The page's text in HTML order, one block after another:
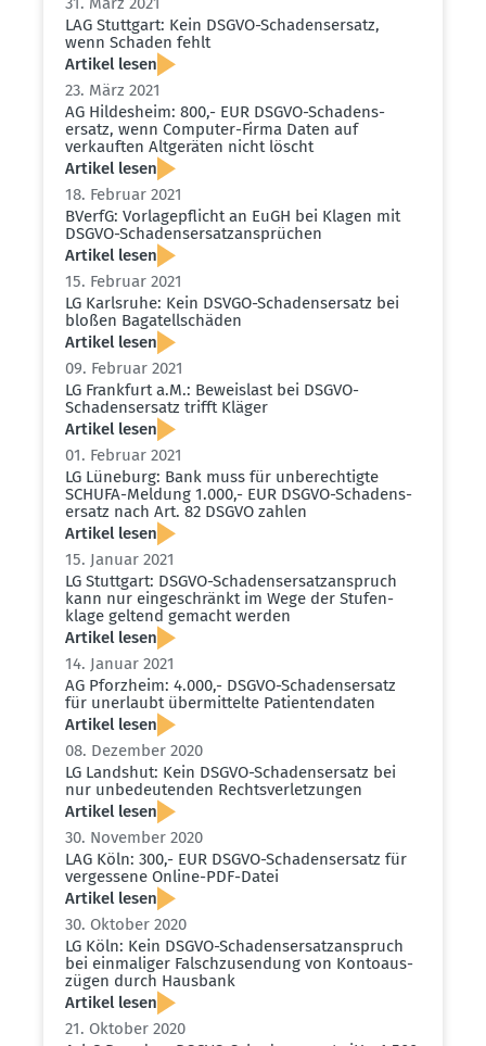
LAG Stuttgart: Kein DSGVO-Schadens­ersatz,
wenn Schaden fehlt
Artikel lesen
23. März 2021
AG Hildesheim: 800,- EUR DSGVO-Schadens­
ersatz, wenn Computer-Firma Daten auf
verkauften Altge­räten nicht löscht
Artikel lesen
18. Februar 2021
BVerfG: Vorla­ge­pflicht an EuGH bei Klagen mit
DSGVO-Schadens­er­satz­an­sprüchen
Artikel lesen
15. Februar 2021
LG Karlsruhe: Kein DSVGO-Schadens­ersatz bei
bloßen Bagatell­schäden
Artikel lesen
09. Februar 2021
LG Frankfurt a.M.: Beweislast bei DSGVO-
Schadens­ersatz trifft Kläger
Artikel lesen
01. Februar 2021
LG Lüneburg: Bank muss für unberech­tigte
SCHUFA-Meldung 1.000,- EUR DSGVO-Schadens­
ersatz nach Art. 82 DSGVO zahlen
Artikel lesen
15. Januar 2021
LG Stuttgart: DSGVO-Schadens­er­satz­an­spruch
kann nur einge­schränkt im Wege der Stufen­
klage geltend gemacht werden
Artikel lesen
14. Januar 2021
AG Pforzheim: 4.000,- DSGVO-Schadens­ersatz
für unerlaubt übermit­telte Patien­ten­daten
Artikel lesen
08. Dezember 2020
LG Landshut: Kein DSGVO-Schadens­ersatz bei
nur unbedeu­tenden Rechts­ver­let­zungen
Artikel lesen
30. November 2020
LAG Köln: 300,- EUR DSGVO-Schadens­ersatz für
vergessene Online-PDF-Datei
Artikel lesen
30. Oktober 2020
LG Köln: Kein DSGVO-Schadens­er­satz­an­spruch
bei einma­liger Falsch­zu­sendung von Konto­aus­
zügen durch Hausbank
Artikel lesen
21. Oktober 2020